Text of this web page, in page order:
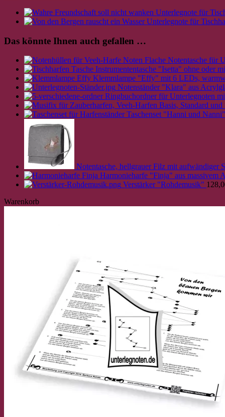
Das könnte Ihnen auch gefallen …
Flache Notentasche für
Instrumententasche "Isetta" ohne oder
Klemmlampe "Effy" mit 6 LEDs,
Notenständer "Klara" aus
Ringbuchordner für Unterlegnoten
Taschenset "Hanni und
Notentasche, hellgrauer Filz mit aufwändiger
Harmonieharfe "Finja" aus massivem
Verstärker "Rohdemusik"
Warenkorb